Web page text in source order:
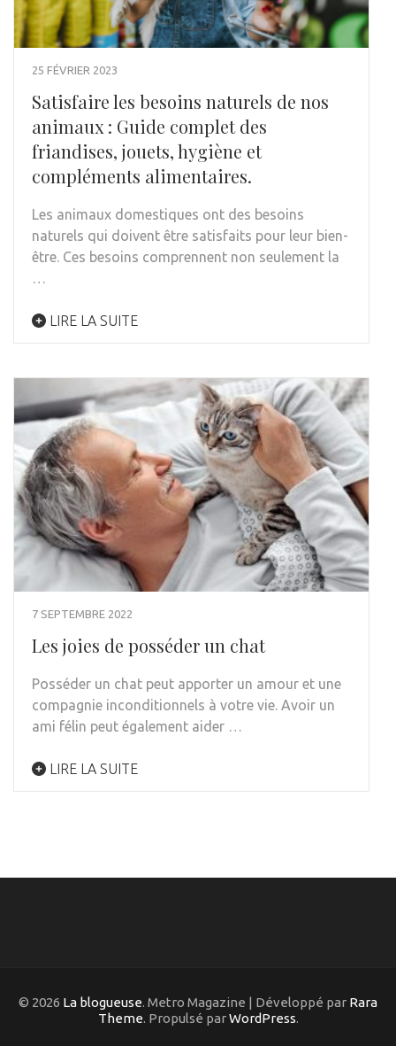
25 FÉVRIER 2023
Satisfaire les besoins naturels de nos
animaux : Guide complet des
friandises, jouets, hygiène et
compléments alimentaires.
Les animaux domestiques ont des besoins
naturels qui doivent être satisfaits pour leur bien-
être. Ces besoins comprennent non seulement la
…
LIRE LA SUITE
7 SEPTEMBRE 2022
Les joies de posséder un chat
Posséder un chat peut apporter un amour et une
compagnie inconditionnels à votre vie. Avoir un
ami félin peut également aider …
LIRE LA SUITE
© 2026 La blogueuse. Metro Magazine | Développé par Rara
Theme. Propulsé parWordPress.